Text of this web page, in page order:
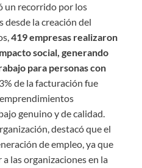
un recorrido por los
desde la creación del
419 empresas realizaron
social, generando
para personas con
de la facturación fue
genuino y de calidad.
destacó que el
de empleo, ya que
las organizaciones en la